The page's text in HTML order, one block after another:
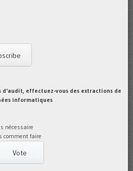
d'audit, effectuez-vous des extractions de
informatiques
nécessaire
comment faire